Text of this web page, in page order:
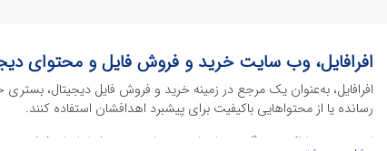
افرافایل، وب سایت خرید و فروش فایل و محتوای
افرافایل، به‌عنوان یک مرجع در زمینه خرید و فروش فایل دیجیتال،
رسانده یا از محتواهایی باکیفیت برای پیشبرد اهدافشان استفاده کنند.
این سایت با ارائه تنوع گسترده‌ای از محصولات دیجیتال از انواع فایل های